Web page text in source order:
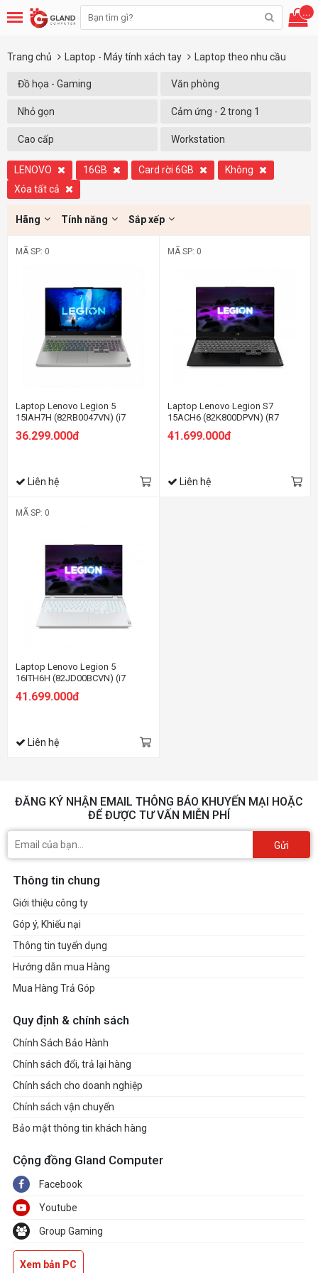
...
Trang chủ Laptop - Máy tính xách tay Laptop theo nhu cầu
Đồ họa - Gaming Văn phòng
Nhỏ gọn Cảm ứng - 2 trong 1
Cao cấp Workstation
LENOVO 16GB Card rời 6GB
Không
Xóa tất cả
Hãng Tính năng Sắp xếp
MÃ SP: 0
Laptop Lenovo Legion 5
15IAH7H (82RB0047VN) (i7
SSD/15.6 QHD 165hz/RTX 3060
36.299.000đ
Liên hệ
MÃ SP: 0
Laptop Lenovo Legion S7
15ACH6 (82K800DPVN) (R7
WQHD 165hz/RTX3060 6GB/Win/
41.699.000đ
Liên hệ
MÃ SP: 0
Laptop Lenovo Legion 5
16ITH6H (82JD00BCVN) (i7
11800H/16GB RAM/512GB
SSD/16 WQXGA 165hz/RTX3060
41.699.000đ
Liên hệ
ĐĂNG KÝ NHẬN EMAIL THÔNG BÁO KHUYẾN MẠI HOẶC
ĐỂ ĐƯỢC TƯ VẤN MIỄN PHÍ
Gửi
Thông tin chung
Giới thiệu công ty
Góp ý, Khiếu nại
Thông tin tuyển dụng
Hướng dẫn mua Hàng
Mua Hàng Trả Góp
Quy định & chính sách
Chính Sách Bảo Hành
Chính sách đổi, trả lại hàng
Chính sách cho doanh nghiệp
Chính sách vận chuyển
Bảo mật thông tin khách hàng
Cộng đồng Gland Computer
Facebook
Youtube
Group Gaming
Xem bản PC